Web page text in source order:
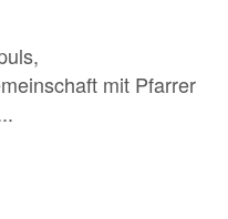
mit Pfarrer